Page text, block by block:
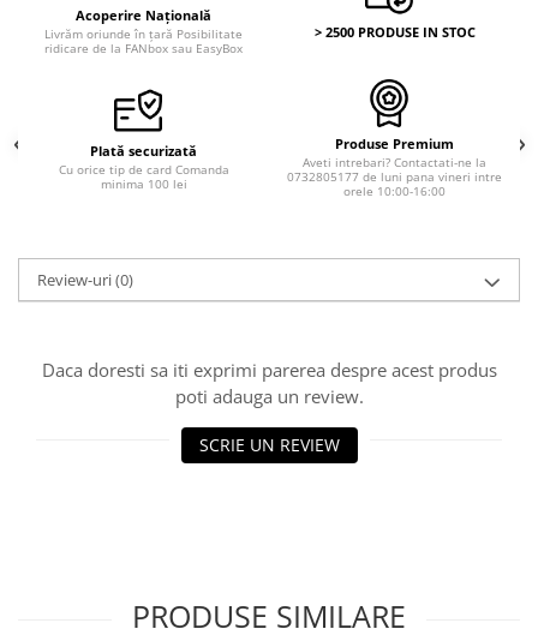
Acoperire Națională
Livrăm oriunde în țară Posibilitate
ridicare de la FANbox sau EasyBox
> 2500 PRODUSE IN STOC
Plată securizată
Cu orice tip de card Comanda
minima 100 lei
Produse Premium
Aveti intrebari? Contactati-ne la
0732805177 de luni pana vineri intre
orele 10:00-16:00
Review-uri(0)
Daca doresti sa iti exprimi parerea despre acest produs
poti adauga un review.
SCRIE UN REVIEW
PRODUSE SIMILARE